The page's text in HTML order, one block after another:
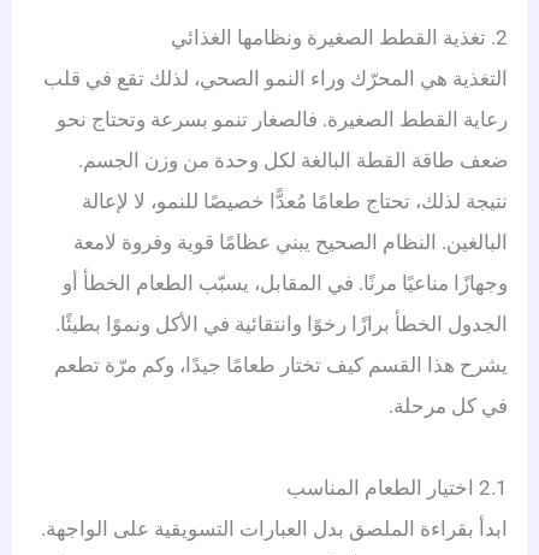
التغذية هي المحرّك وراء النمو الصحي، لذلك تقع في قلب
رعاية القطط الصغيرة. فالصغار تنمو بسرعة وتحتاج نحو
ضعف طاقة القطة البالغة لكل وحدة من وزن الجسم.
نتيجة لذلك، تحتاج طعامًا مُعدًّا خصيصًا للنمو، لا لإعالة
البالغين. النظام الصحيح يبني عظامًا قوية وفروة لامعة
وجهازًا مناعيًا مرنًا. في المقابل، يسبّب الطعام الخطأ أو
الجدول الخطأ برازًا رخوًا وانتقائية في الأكل ونموًا بطيئًا.
يشرح هذا القسم كيف تختار طعامًا جيدًا، وكم مرّة تطعم
في كل مرحلة.
2.1 اختيار الطعام المناسب
ابدأ بقراءة الملصق بدل العبارات التسويقية على الواجهة.